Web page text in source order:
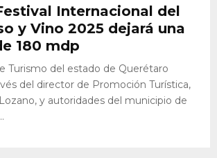
Internacional del
y Vino 2025 dejará una
180 mdp
Turismo del estado de Querétaro
del director de Promoción Turística,
y autoridades del municipio de